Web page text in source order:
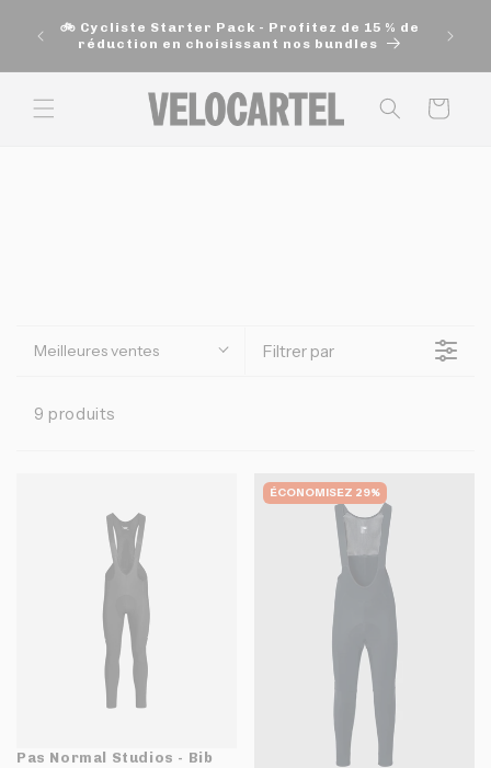
passer
au
🚲 Cycliste Starter Pack - Profitez de 15 % de
réduction en choisissant nos bundles
200$
Panier
Meilleures ventes Filtrer par
9 produits
Pas Normal Studios - Bib
ÉCONOMISEZ 29%